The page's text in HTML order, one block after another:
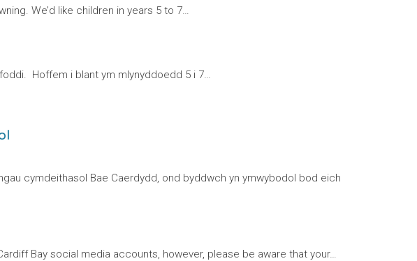
We’d like children in years 5 to 7…
Hoffem i blant ym mlynyddoedd 5 i 7…
cymdeithasol Bae Caerdydd, ond byddwch yn ymwybodol bod eich
Bay social media accounts, however, please be aware that your…